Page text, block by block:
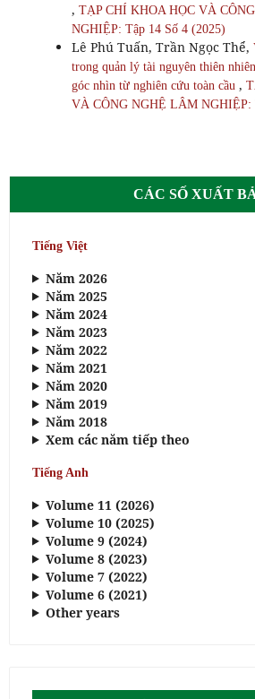
, TẠP CHÍ KHOA HỌC VÀ
NGHIỆP: Tập 14 Số 4 (2025)
Lê Phú Tuấn, Trần Ngọc Thể,
trong quản lý tài nguyên thiên
góc nhìn từ nghiên cứu toàn cầu ,
VÀ CÔNG NGHỆ LÂM NGHIỆP:
CÁC SỐ XUẤT
Tiếng Việt
Năm 2026
Năm 2025
Năm 2024
Năm 2023
Năm 2022
Năm 2021
Năm 2020
Năm 2019
Năm 2018
Xem các năm tiếp theo
Tiếng Anh
Volume 11 (2026)
Volume 10 (2025)
Volume 9 (2024)
Volume 8 (2023)
Volume 7 (2022)
Volume 6 (2021)
Other years